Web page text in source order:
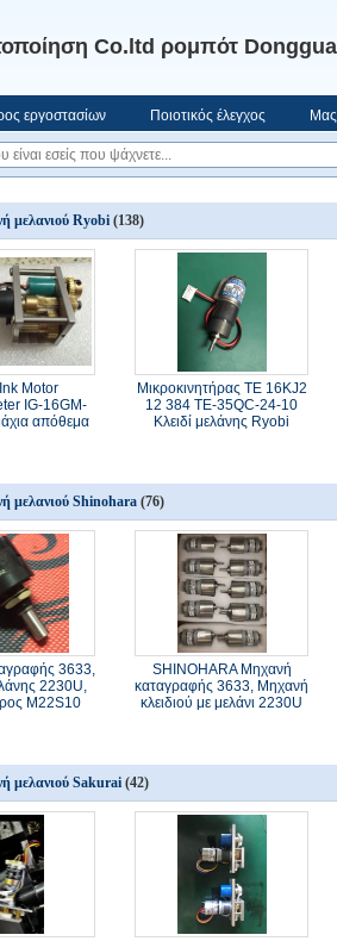
Co.ltd ρομπότ
εργοστασίων Ποιοτικός έλεγχος
μελανιού Ryobi (138)
Motor
IG-16GM-
απόθεμα
Μικροκινητήρας TE 16KJ2
12 384 TE-35QC-24-10
Κλειδί μελάνης Ryobi
μελανιού Shinohara (76)
3633,
2230U,
M22S10
SHINOHARA Μηχανή
καταγραφής 3633, Μηχανή
κλειδιού με μελάνι 2230U
μελανιού Sakurai (42)